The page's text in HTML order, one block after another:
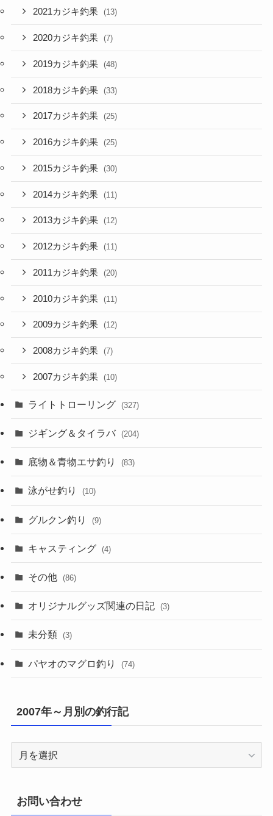
2021カジキ釣果 (13)
2020カジキ釣果 (7)
2019カジキ釣果 (48)
2018カジキ釣果 (33)
2017カジキ釣果 (25)
2016カジキ釣果 (25)
2015カジキ釣果 (30)
2014カジキ釣果 (11)
2013カジキ釣果 (12)
2012カジキ釣果 (11)
2011カジキ釣果 (20)
2010カジキ釣果 (11)
2009カジキ釣果 (12)
2008カジキ釣果 (7)
2007カジキ釣果 (10)
ライトトローリング (327)
ジギング＆タイラバ (204)
底物＆青物エサ釣り (83)
泳がせ釣り (10)
グルクン釣り (9)
キャスティング (4)
その他 (86)
オリジナルグッズ関連の日記 (3)
未分類 (3)
パヤオのマグロ釣り (74)
2007年～月別の釣行記
2007
月
別
お問い合わせ